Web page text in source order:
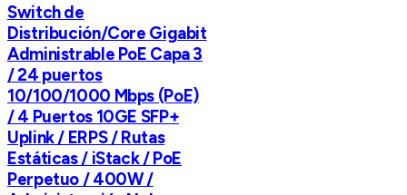
Switch de
Distribución/Core Gigabit
Administrable PoE Capa 3
/ 24 puertos
10/100/1000 Mbps (PoE)
/ 4 Puertos 10GE SFP+
Uplink / ERPS / Rutas
Estáticas / iStack / PoE
Perpetuo / 400W /